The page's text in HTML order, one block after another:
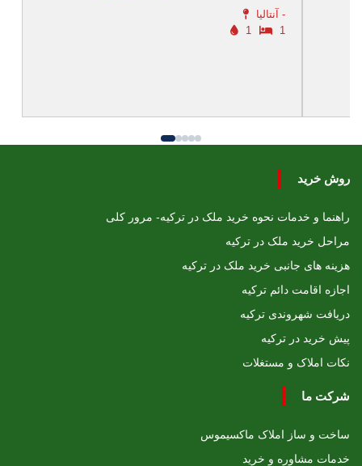
آنتالیا -
1
1
روش خرید
راهنما و خدمات نحوه خرید ملک در ترکیه- مرور کلی
مراحل خرید ملک در ترکیه
هزینه های جانبی خرید ملک در ترکیه
اجازه اقامت دائم ترکیه
دریافت شهروندی ترکیه
پیش خرید در ترکیه
نکات املاک و مستغلات
شرکت ما
ساخت و ساز املاک ماکسیموس
خدمات مشاوره و خرید